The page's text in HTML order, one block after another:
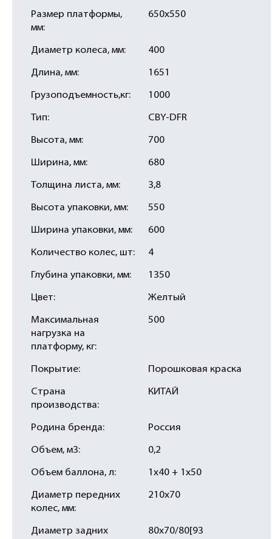
Размер платформы,
мм:
650х550
Диаметр колеса, мм: 400
Длина, мм: 1651
Грузоподъемность,кг: 1000
Тип: CBY-DFR
Высота, мм: 700
Ширина, мм: 680
Толщина листа, мм: 3,8
Высота упаковки, мм: 550
Ширина упаковки, мм: 600
Количество колес, шт: 4
Глубина упаковки, мм: 1350
Цвет: Желтый
Максимальная
нагрузка на
платформу, кг:
500
Покрытие: Порошковая краска
Страна
производства:
КИТАЙ
Родина бренда: Россия
Объем, м3: 0,2
Объем баллона, л: 1х40 + 1х50
Диаметр передних
колес, мм:
210х70
Диаметр задних
80х70/80[93